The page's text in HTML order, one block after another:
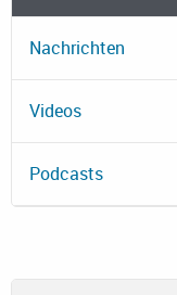
Nachrichten
Videos
Podcasts